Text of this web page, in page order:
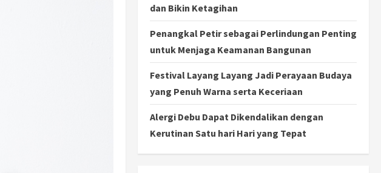
dan Bikin Ketagihan
Penangkal Petir sebagai Perlindungan Penting
untuk Menjaga Keamanan Bangunan
Festival Layang Layang Jadi Perayaan Budaya
yang Penuh Warna serta Keceriaan
Alergi Debu Dapat Dikendalikan dengan
Kerutinan Satu hari Hari yang Tepat